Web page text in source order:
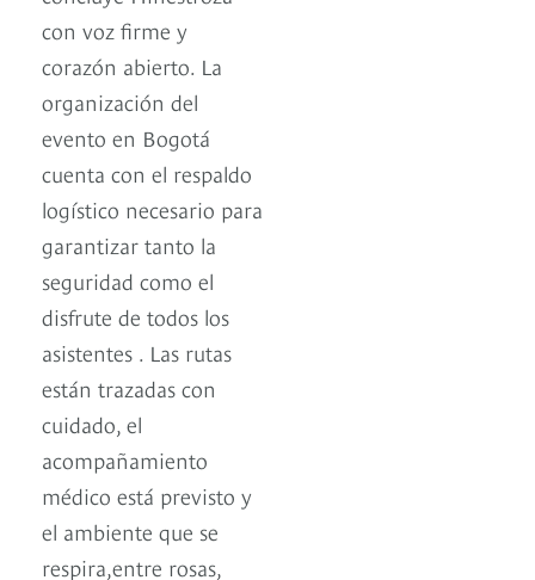
con voz firme y
corazón abierto. La
organización del
evento en Bogotá
cuenta con el respaldo
logístico necesario para
garantizar tanto la
seguridad como el
disfrute de todos los
asistentes . Las rutas
están trazadas con
cuidado, el
acompañamiento
médico está previsto y
el ambiente que se
respira,entre rosas,